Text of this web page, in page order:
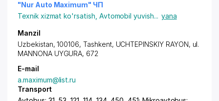
"Nur Auto Maximum" ЧП
Texnik xizmat ko'rsatish Avtomobil yuvish... yana
Manzil
Uzbekistan, 100106, Tashkent, UCHTEPINSKIY RAYON, ul.
MANNONA UYGURA, 672
E-mail
a.maximum@list.ru
Transport